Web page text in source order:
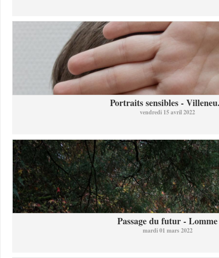
Portraits sensibles -
vendredi 15 avril 2022
Passage du futur - Lomme
mardi 01 mars 2022